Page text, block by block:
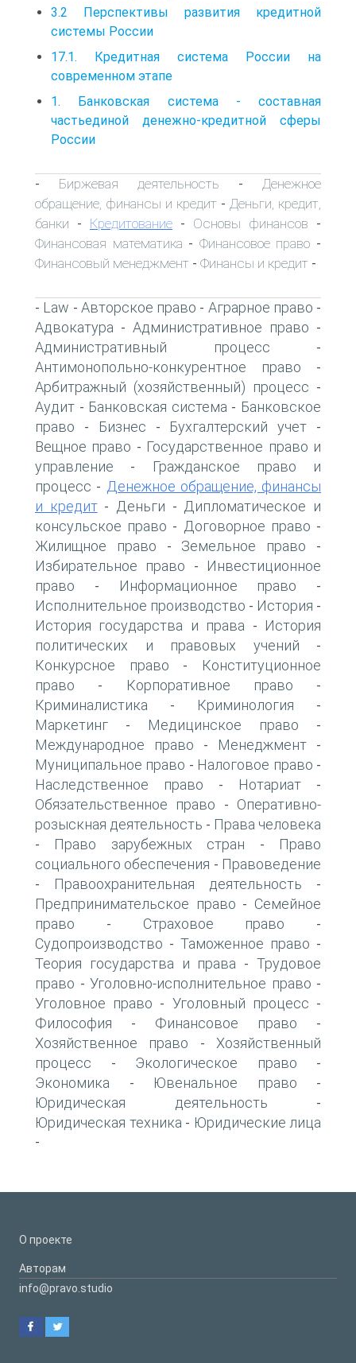
3.2 Перспективы развития кредитной
системы России
17.1. Кредитная система России на
современном этапе
1. Банковская система - составная
частьединой денежно-кредитной сферы
России
- Биржевая деятельность - Денежное
обращение, финансы и кредит - Деньги, кредит,
банки - Кредитование - Основы финансов -
Финансовая математика - Финансовое право -
Финансовый менеджмент - Финансы и кредит -
- Law - Авторское право - Аграрное право -
Адвокатура - Административное право -
Административный процесс -
Антимонопольно-конкурентное право -
Арбитражный (хозяйственный) процесс -
Аудит - Банковская система - Банковское
право - Бизнес - Бухгалтерский учет -
Вещное право - Государственное право и
управление -
Гражданское право и
процесс - Денежное обращение, финансы
и кредит- Деньги - Дипломатическое и
консульское право - Договорное право -
Жилищное право - Земельное право -
Избирательное право -
Инвестиционное
право - Информационное право -
Исполнительное производство - История -
История государства и права -
История
политических и правовых учений -
Конкурсное право -
Конституционное
право - Корпоративное право -
Криминалистика - Криминология -
Маркетинг - Медицинское право -
Международное право - Менеджмент -
Муниципальное право - Налоговое право -
Наследственное право - Нотариат -
Обязательственное право - Оперативно-
розыскная деятельность - Права человека
- Право зарубежных стран -
Право
социального обеспечения - Правоведение
- Правоохранительная деятельность -
Предпринимательское право - Семейное
право - Страховое право -
Судопроизводство - Таможенное право -
Теория государства и права -Трудовое
право - Уголовно-исполнительное право -
Уголовное право - Уголовный процесс -
Философия - Финансовое право -
Хозяйственное право - Хозяйственный
процесс - Экологическое право -
Экономика - Ювенальное право -
Юридическая деятельность -
Юридическая техника - Юридические лица
-
О проекте
Авторам
info@pravo.studio